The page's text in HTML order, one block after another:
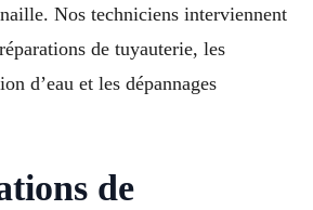
Nos techniciens interviennent
de tuyauterie, les
d’eau et les dépannages
de